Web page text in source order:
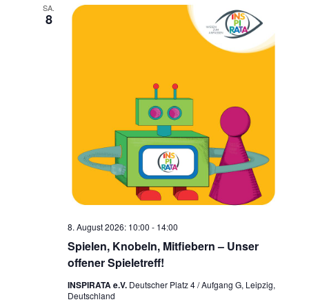
SA.
8
Spielen, Knobeln, Mitfiebern – Unser
offener Spieletreff!
8. August 2026: 10:00 - 14:00
INSPIRATA e.V. Deutscher Platz 4 / Aufgang G, Leipzig,
Deutschland